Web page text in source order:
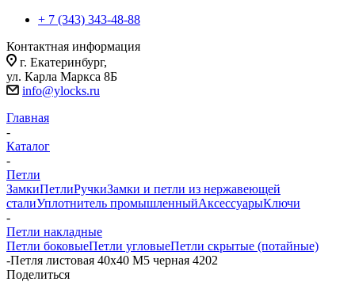
+ 7 (343) 343-48-88
Контактная информация
г. Екатеринбург,
ул. Карла Маркса 8Б
info@ylocks.ru
Главная
-
Каталог
-
Петли
ЗамкиПетлиРучкиЗамки и петли из нержавеющей
сталиУплотнитель промышленныйАксессуарыКлючи
-
Петли накладные
Петли боковыеПетли угловыеПетли скрытые (потайные)
-Петля листовая 40х40 М5 черная 4202
Поделиться